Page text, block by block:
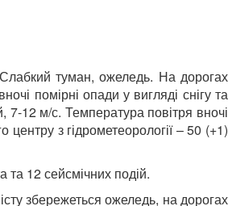
туман, ожеледь. На дорогах
помірні опади у вигляді снігу та
7-12 м/с. Температура повітря вночі
з гідрометеорології – 50 (+1)
та 12 сейсмічних подій.
збережеться ожеледь, на дорогах